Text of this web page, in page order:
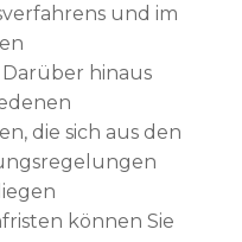
und im
hinaus
die sich aus den
können Sie